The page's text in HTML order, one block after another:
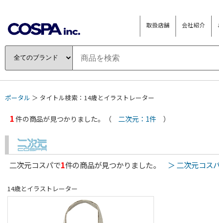
取扱店舗 会社紹介
ポータル ＞ タイトル検索：14歳とイラストレーター
1 件の商品が見つかりました。（ 二次元：1件 ）
二次元コスパで1件の商品が見つかりました。 ＞ 二次元コス
14歳とイラストレーター